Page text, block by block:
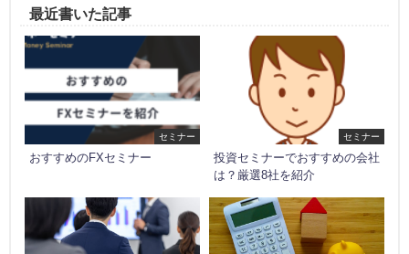
最近書いた記事
セミナー
おすすめのFXセミナー
セミナー
投資セミナーでおすすめの会社
は？厳選8社を紹介